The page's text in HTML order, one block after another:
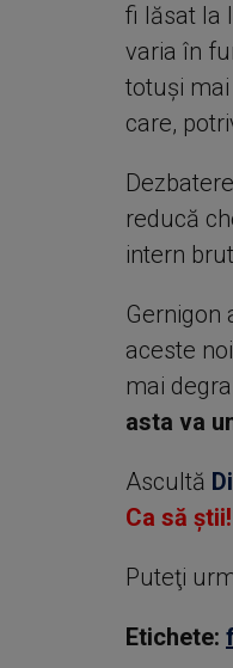
fi lăsat la
varia în
totuşi
care,
reducă
intern
Gernigon
aceste
mai
asta va
Ascultă
Ca să știi!
Puteţi
Etichete: